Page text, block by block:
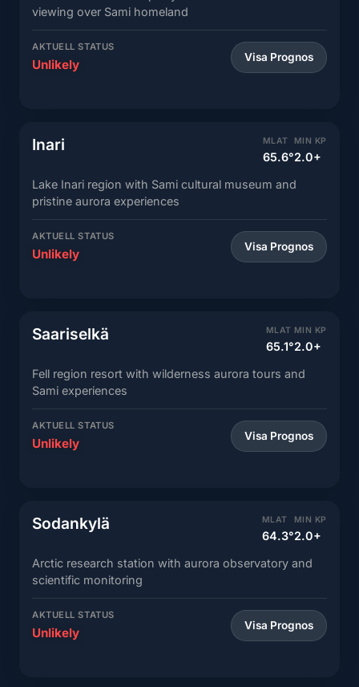
viewing over Sami homeland
AKTUELL STATUS
Unlikely Visa Prognos
Inari MLAT
65.6°
MIN KP
2.0+
Lake Inari region with Sami cultural museum and
pristine aurora experiences
AKTUELL STATUS
Unlikely Visa Prognos
Saariselkä MLAT
65.1°
MIN KP
2.0+
Fell region resort with wilderness aurora tours and
Sami experiences
AKTUELL STATUS
Unlikely Visa Prognos
Sodankylä MLAT
64.3°
MIN KP
2.0+
Arctic research station with aurora observatory and
scientific monitoring
AKTUELL STATUS
Unlikely Visa Prognos